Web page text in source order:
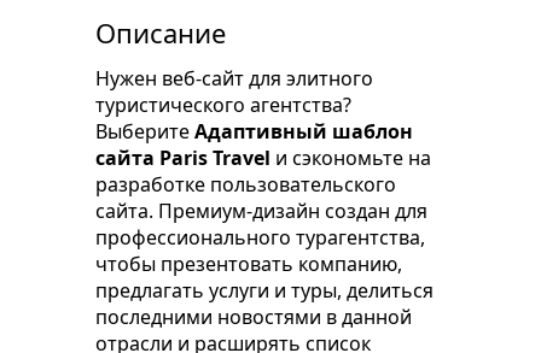
Описание
Нужен веб-сайт для элитного
туристического агентства?
ВыберитеАдаптивный шаблон
сайта Paris Travel и сэкономьте на
разработке пользовательского
сайта. Премиум-дизайн создан для
профессионального турагентства,
чтобы презентовать компанию,
предлагать услуги и туры, делиться
последними новостями в данной
отрасли и расширять список